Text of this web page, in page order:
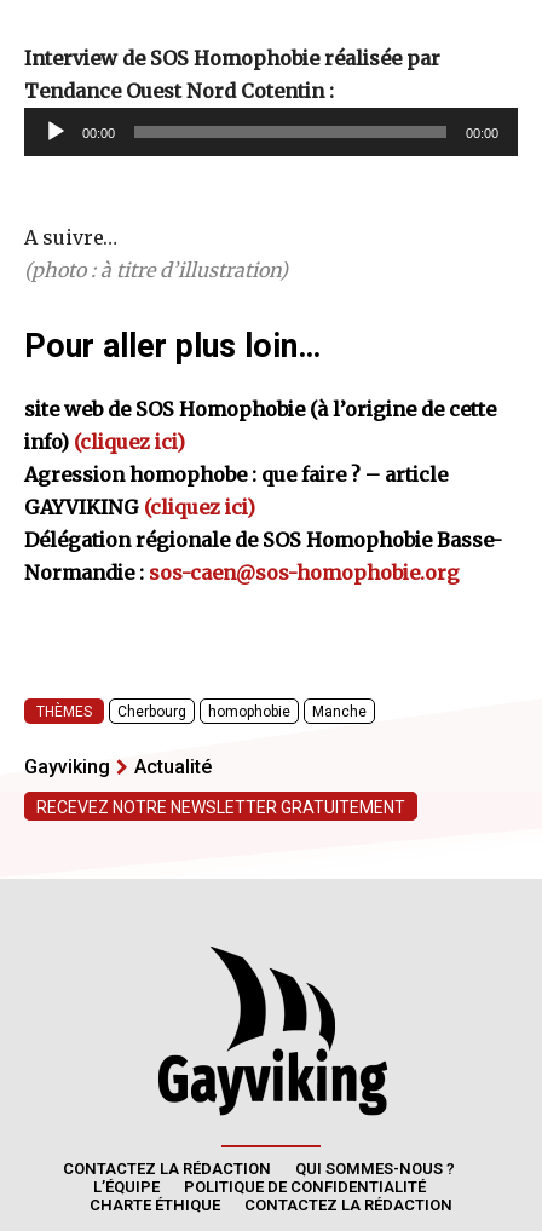
CONTACTEZ LA RÉDACTION
QUI SOMMES-NOUS ?
L’ÉQUIPE
POLITIQUE DE CONFIDENTIALITÉ
CHARTE ÉTHIQUE
CONTACTEZ LA RÉDACTION